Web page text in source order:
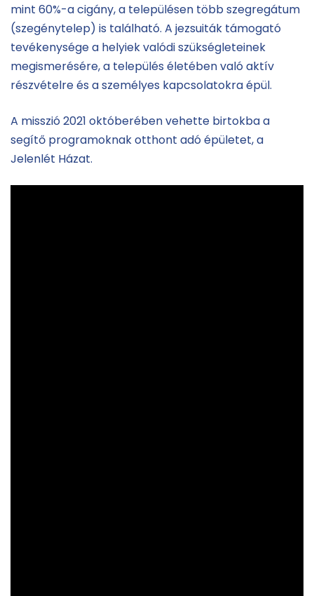
mint 60%-a cigány, a településen több szegregátum
(szegénytelep) is található. A jezsuiták támogató
tevékenysége a helyiek valódi szükségleteinek
megismerésére, a település életében való aktív
részvételre és a személyes kapcsolatokra épül.
A misszió 2021 októberében vehette birtokba a
segítő programoknak otthont adó épületet, a
Jelenlét Házat.